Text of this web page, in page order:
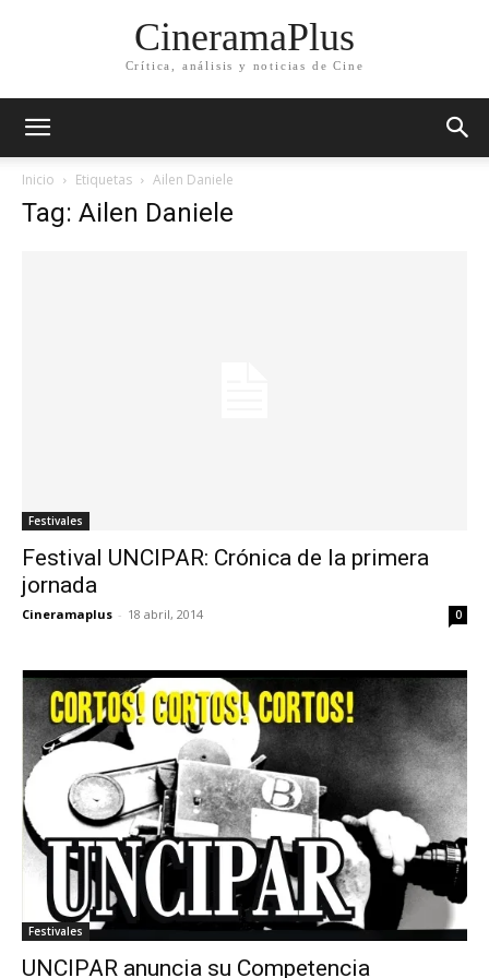
CineramaPlus
Crítica, análisis y noticias de Cine
Inicio Etiquetas Ailen Daniele
Tag: Ailen Daniele
Festivales
Festival UNCIPAR: Crónica de la primera
jornada
Cineramaplus - 18 abril, 2014 0
Festivales
UNCIPAR anuncia su Competencia